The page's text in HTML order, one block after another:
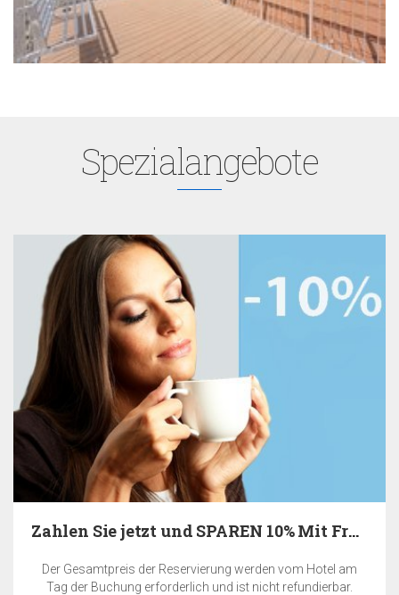
Spezialangebote
Zahlen Sie jetzt und SPAREN 10% Mit Frühstück
Der Gesamtpreis der Reservierung werden vom Hotel am
Tag der Buchung erforderlich und ist nicht refundierbar.